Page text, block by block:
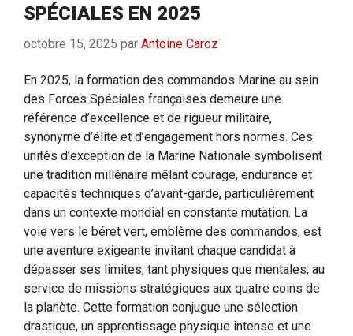
SPÉCIALES EN 2025
octobre 15, 2025 par Antoine Caroz
En 2025, la formation des commandos Marine au sein
des Forces Spéciales françaises demeure une
référence d’excellence et de rigueur militaire,
synonyme d’élite et d’engagement hors normes. Ces
unités d’exception de la Marine Nationale symbolisent
une tradition millénaire mêlant courage, endurance et
capacités techniques d’avant-garde, particulièrement
dans un contexte mondial en constante mutation. La
voie vers le béret vert, emblème des commandos, est
une aventure exigeante invitant chaque candidat à
dépasser ses limites, tant physiques que mentales, au
service de missions stratégiques aux quatre coins de
la planète. Cette formation conjugue une sélection
drastique, un apprentissage physique intense et une